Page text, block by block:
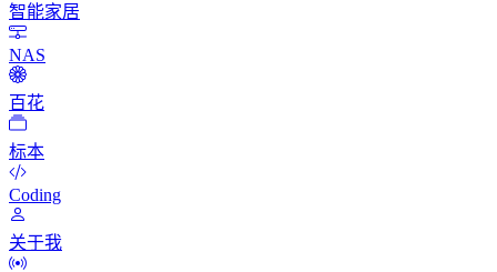
智能家居
NAS
百花
标本
Coding
关于我